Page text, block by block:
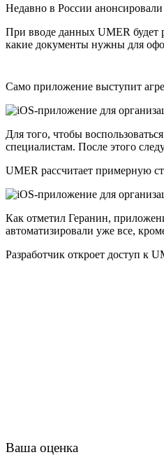
Недавно в России
При вводе данных UMER будет
какие документы нужны для
Само приложение выступит
Для того, чтобы
специалистам. После этого
UMER рассчитает примерную
Как отметил Геранин,
автоматизировали уже все,
Разработчик откроет доступ к
Ваша оценка